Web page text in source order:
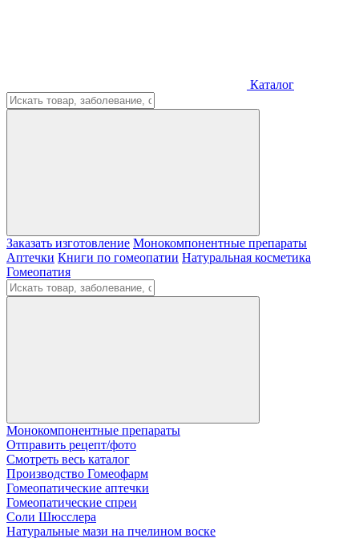
Каталог
Заказать изготовление Монокомпонентные препараты
Аптечки Книги по гомеопатии Натуральная косметика
Гомеопатия
Монокомпонентные препараты
Отправить рецепт/фото
Смотреть весь каталог
Производство Гомеофарм
Гомеопатические аптечки
Гомеопатические спреи
Соли Шюсслера
Натуральные мази на пчелином воске